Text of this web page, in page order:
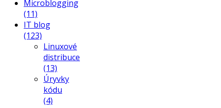
Microblogging
(11)
IT blog
(123)
Linuxové
distribuce
(13)
Úryvky
kódu
(4)